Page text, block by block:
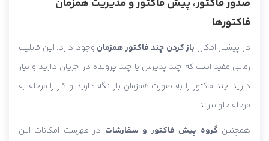
صدور فاکتور، پیش فاکتور و مدیریت همزمان
فاکتورها
در پیشتاز امکان باز کردن چند فاکتور همزمان وجود دارد. این قابلیت
زمانی مفید است که چند پذیرش یا چند پرونده در جریان دارید و نیاز
دارید چند فاکتور را به صورت همزمان باز نگه دارید و کار را مرحله به
مرحله جلو ببرید.
همچنین گروه پیش فاکتور و سفارشات در فهرست امکانات این